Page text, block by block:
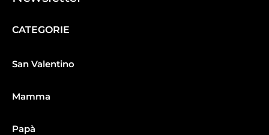
CATEGORIE
San Valentino
Mamma
Papà